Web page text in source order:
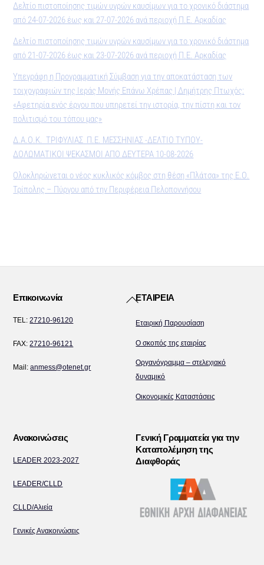
Δελτίο πιστοποίησης τιμών υγρών καυσίμων για το χρονικό διάστημα
από 24-07-2026 έως και 27-07-2026 ανά περιοχή Π.Ε. Αρκαδίας
Δελτίο πιστοποίησης τιμών υγρών καυσίμων για το χρονικό διάστημα
από 21-07-2026 έως και 23-07-2026 ανά περιοχή Π.Ε. Αρκαδίας
Υπεγράφη η Προγραμματική Σύμβαση για την αποκατάσταση των
τοιχογραφιών της Ιεράς Μονής Επάνω Χρέπας | Δημήτρης Πτωχός:
«Αφετηρία ενός έργου που υπηρετεί την ιστορία, την πίστη και τον
πολιτισμό του τόπου μας»
Δ.Α.Ο.Κ. ΤΡΙΦΥΛΙΑΣ Π.Ε. ΜΕΣΣΗΝΙΑΣ -ΔΕΛΤΙΟ ΤΥΠΟΥ-
ΔΟΛΩΜΑΤΙΚΟΙ ΨΕΚΑΣΜΟΙ ΑΠΟ ΔΕΥΤΕΡΑ 10-08-2026
Ολοκληρώνεται ο νέος κυκλικός κόμβος στη θέση «Πλάτσα» της Ε.Ο.
Τρίπολης – Πύργου από την Περιφέρεια Πελοποννήσου
Back
Top
Επικοινωνία
TEL:27210-96120
FAX:27210-96121
Mail:anmess@otenet.gr
ΕΤΑΙΡΕΙΑ
Εταιρική Παρουσίαση
Ο σκοπός της εταιρίας
Οργανόγραμμα – στελεχιακό
δυναμικό
Οικονομικές Καταστάσεις
Ανακοινώσεις
LEADER 2023-2027
LEADER/CLLD
CLLD/Αλιεία
Γενικές Ανακοινώσεις
Γενική Γραμματεία για την
Καταπολέμηση της
Διαφθοράς